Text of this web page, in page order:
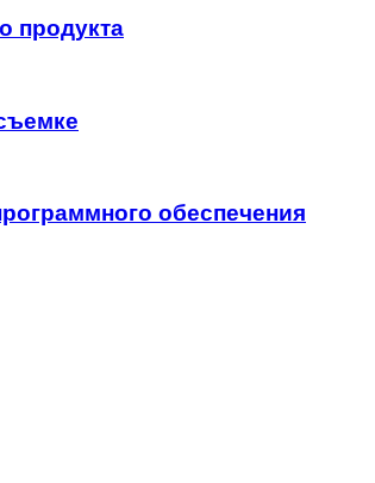
продукта
обеспечения